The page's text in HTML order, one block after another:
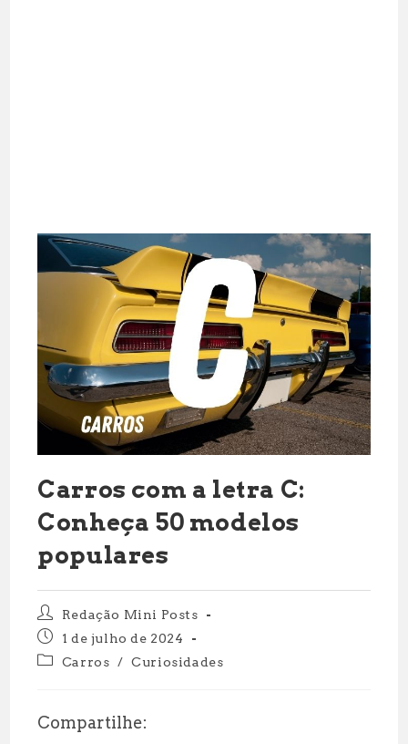
Carros com a letra C:
Conheça 50 modelos
populares
Autor
do
post:
Redação Mini Posts
Post
publicado:
1 de julho de 2024
Categoria
Carros / Curiosidades
Compartilhe: